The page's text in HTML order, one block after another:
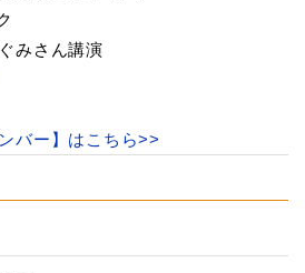
みさん講演
バー】はこちら>>